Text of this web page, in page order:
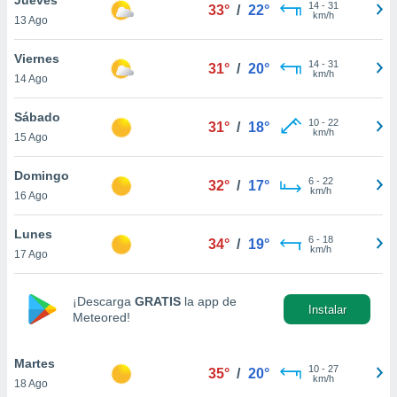
en
más
nuestra
de
aceptar
de
13 Ago
33° / 22° 14- 31
km/h
Viernes
14 Ago
31° / 20° 14- 31
km/h
Sábado
15 Ago
31° / 18° 10- 22
km/h
Domingo
16 Ago
32° / 17° 6- 22
km/h
Lunes
17 Ago
34° / 19° 6- 18
km/h
¡Descarga GRATIS la app de
Meteored!
Instalar
Martes
18 Ago
35° / 20° 10- 27
km/h